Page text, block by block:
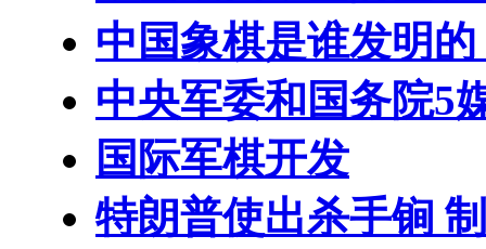
中国象棋是谁发明的
中央军委和国务院5
国际军棋开发
特朗普使出杀手锏